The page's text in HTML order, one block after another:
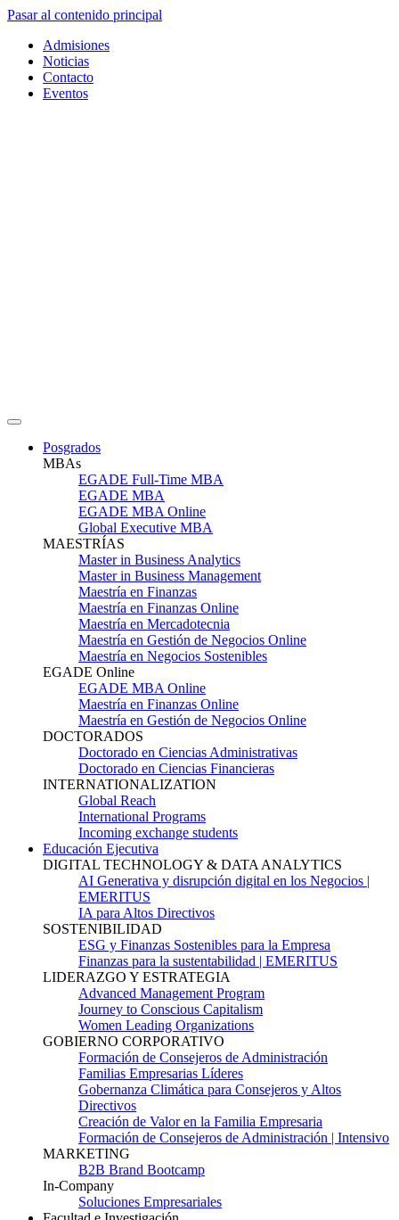
Pasar al contenido principal
Admisiones
Noticias
Contacto
Eventos
Posgrados
MBAs
EGADE Full-Time MBA
EGADE MBA
EGADE MBA Online
Global Executive MBA
MAESTRÍAS
Master in Business Analytics
Master in Business Management
Maestría en Finanzas
Maestría en Finanzas Online
Maestría en Mercadotecnia
Maestría en Gestión de Negocios Online
Maestría en Negocios Sostenibles
EGADE Online
EGADE MBA Online
Maestría en Finanzas Online
Maestría en Gestión de Negocios Online
DOCTORADOS
Doctorado en Ciencias Administrativas
Doctorado en Ciencias Financieras
INTERNATIONALIZATION
Global Reach
International Programs
Incoming exchange students
Educación Ejecutiva
DIGITAL TECHNOLOGY & DATA ANALYTICS
AI Generativa y disrupción digital en los Negocios |
EMERITUS
IA para Altos Directivos
SOSTENIBILIDAD
ESG y Finanzas Sostenibles para la Empresa
Finanzas para la sustentabilidad | EMERITUS
LIDERAZGO Y ESTRATEGIA
Advanced Management Program
Journey to Conscious Capitalism
Women Leading Organizations
GOBIERNO CORPORATIVO
Formación de Consejeros de Administración
Familias Empresarias Líderes
Gobernanza Climática para Consejeros y Altos
Directivos
Creación de Valor en la Familia Empresaria
Formación de Consejeros de Administración | Intensivo
MARKETING
B2B Brand Bootcamp
In-Company
Soluciones Empresariales